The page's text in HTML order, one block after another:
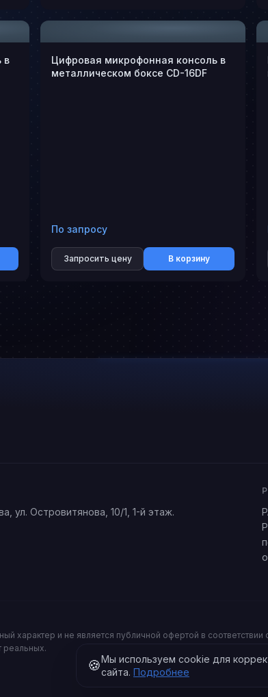
в
Цифровая микрофонная консоль в
металлическом боксе CD-16DF
По запросу
Запросить цену В корзину
ул. Островитянова, 10/1 , 1-й этаж.
характер и не является публичной офертой в
реальных.
🍪Мы используем cookie для
сайта. Подробнее